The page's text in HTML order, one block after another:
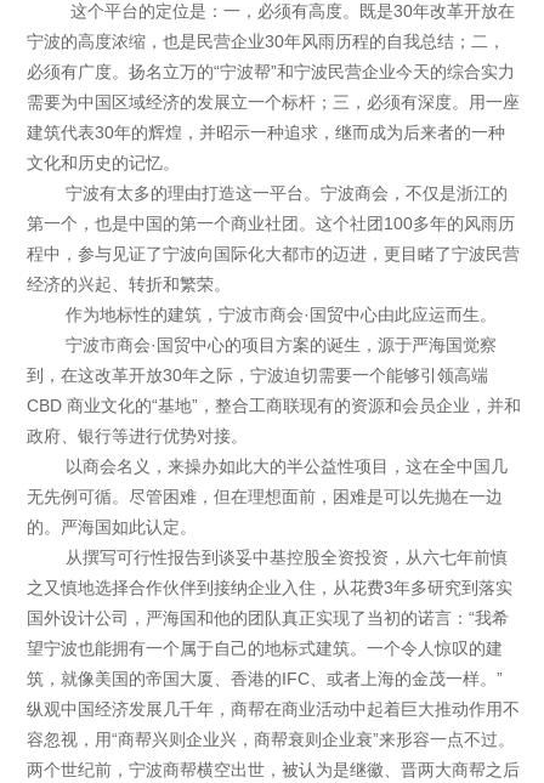
这个平台的定位是：一，必须有高度。既是30年改革开放在
宁波的高度浓缩，也是民营企业30年风雨历程的自我总结；二，
必须有广度。扬名立万的“宁波帮”和宁波民营企业今天的综合实力
需要为中国区域经济的发展立一个标杆；三，必须有深度。用一座
建筑代表30年的辉煌，并昭示一种追求，继而成为后来者的一种
文化和历史的记忆。
宁波有太多的理由打造这一平台。宁波商会，不仅是浙江的
第一个，也是中国的第一个商业社团。这个社团100多年的风雨历
程中，参与见证了宁波向国际化大都市的迈进，更目睹了宁波民营
经济的兴起、转折和繁荣。
作为地标性的建筑，宁波市商会·国贸中心由此应运而生。
宁波市商会·国贸中心的项目方案的诞生，源于严海国觉察
到，在这改革开放30年之际，宁波迫切需要一个能够引领高端
CBD 商业文化的“基地”，整合工商联现有的资源和会员企业，并和
政府、银行等进行优势对接。
以商会名义，来操办如此大的半公益性项目，这在全中国几
无先例可循。尽管困难，但在理想面前，困难是可以先抛在一边
的。严海国如此认定。
从撰写可行性报告到谈妥中基控股全资投资，从六七年前慎
之又慎地选择合作伙伴到接纳企业入住，从花费3年多研究到落实
国外设计公司，严海国和他的团队真正实现了当初的诺言：“我希
望宁波也能拥有一个属于自己的地标式建筑。一个令人惊叹的建
筑，就像美国的帝国大厦、香港的IFC、或者上海的金茂一样。”
纵观中国经济发展几千年，商帮在商业活动中起着巨大推动作用不
容忽视，用“商帮兴则企业兴，商帮衰则企业衰”来形容一点不过。
两个世纪前，宁波商帮横空出世，被认为是继徽、晋两大商帮之后